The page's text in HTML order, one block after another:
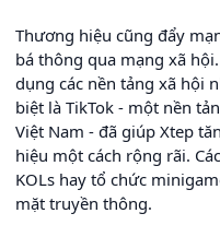
Thương hiệu cũng đẩy
bá thông qua mạng xã
dụng các nền tảng xã hội
biệt là TikTok - một nền
Việt Nam - đã giúp Xtep
hiệu một cách rộng rãi.
KOLs hay tổ chức
mặt truyền thông.